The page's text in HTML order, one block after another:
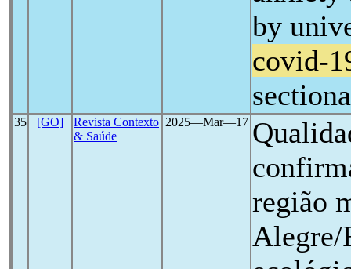
by
covid-
35 [GO]
Revista Contexto
& Saúde
2025―Mar―17
região
Alegre/